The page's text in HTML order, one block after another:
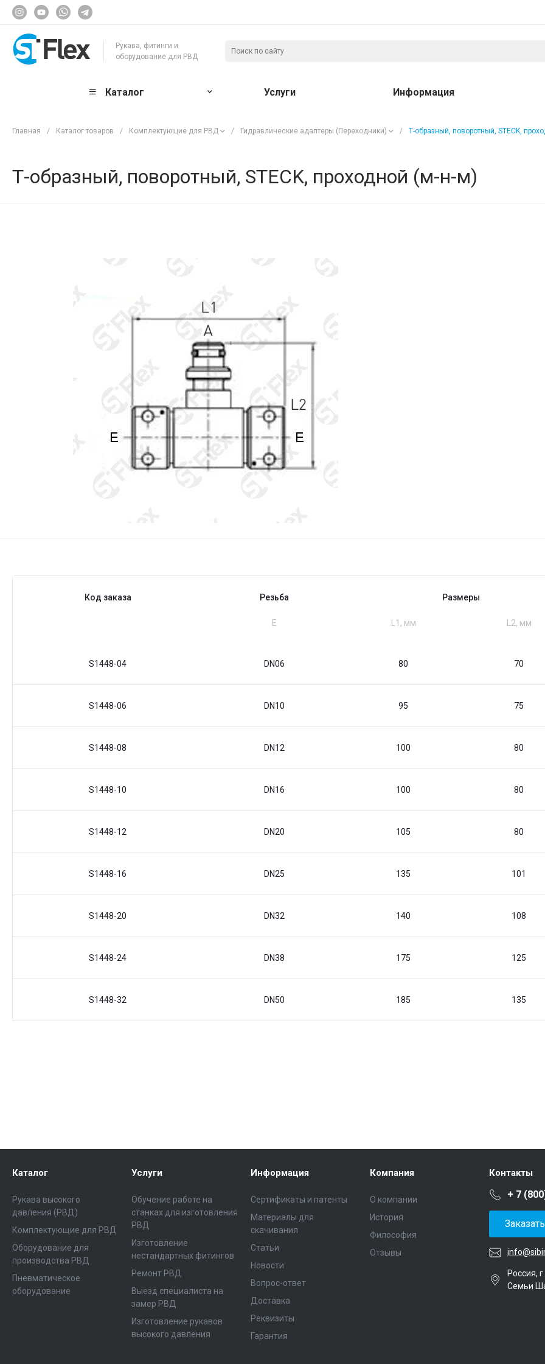
Рукава, фитинги и
оборудование для РВД
Каталог Услуги Информация
Главная / Каталог товаров / Комплектующие для РВД / Гидравлические адаптеры (Переходники) / Т-образный, поворотный, STECK,
Т-образный, поворотный, STECK, проходной (м-н-м)
Код заказа Резьба Размеры
Е L1, мм L2, мм
S1448-04 DN06 80 70
S1448-06 DN10 95 75
S1448-08 DN12 100 80
S1448-10 DN16 100 80
S1448-12 DN20 105 80
S1448-16 DN25 135 101
S1448-20 DN32 140 108
S1448-24 DN38 175 125
S1448-32 DN50 185 135
Каталог
Рукава высокого
давления (РВД)
Комплектующие для РВД
Оборудование для
производства РВД
Пневматическое
оборудование
Услуги
Обучение работе на
станках для изготовления
РВД
Изготовление
нестандартных фитингов
Ремонт РВД
Выезд специалиста на
замер РВД
Изготовление рукавов
высокого давления
Информация
Сертификаты и патенты
Материалы для
скачивания
Статьи
Новости
Вопрос-ответ
Доставка
Реквизиты
Гарантия
Компания
О компании
История
Философия
Отзывы
Контакты
+ 7
Россия,
Семьи